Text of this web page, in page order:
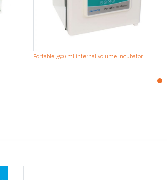
Portable 7500 ml internal volume incubator